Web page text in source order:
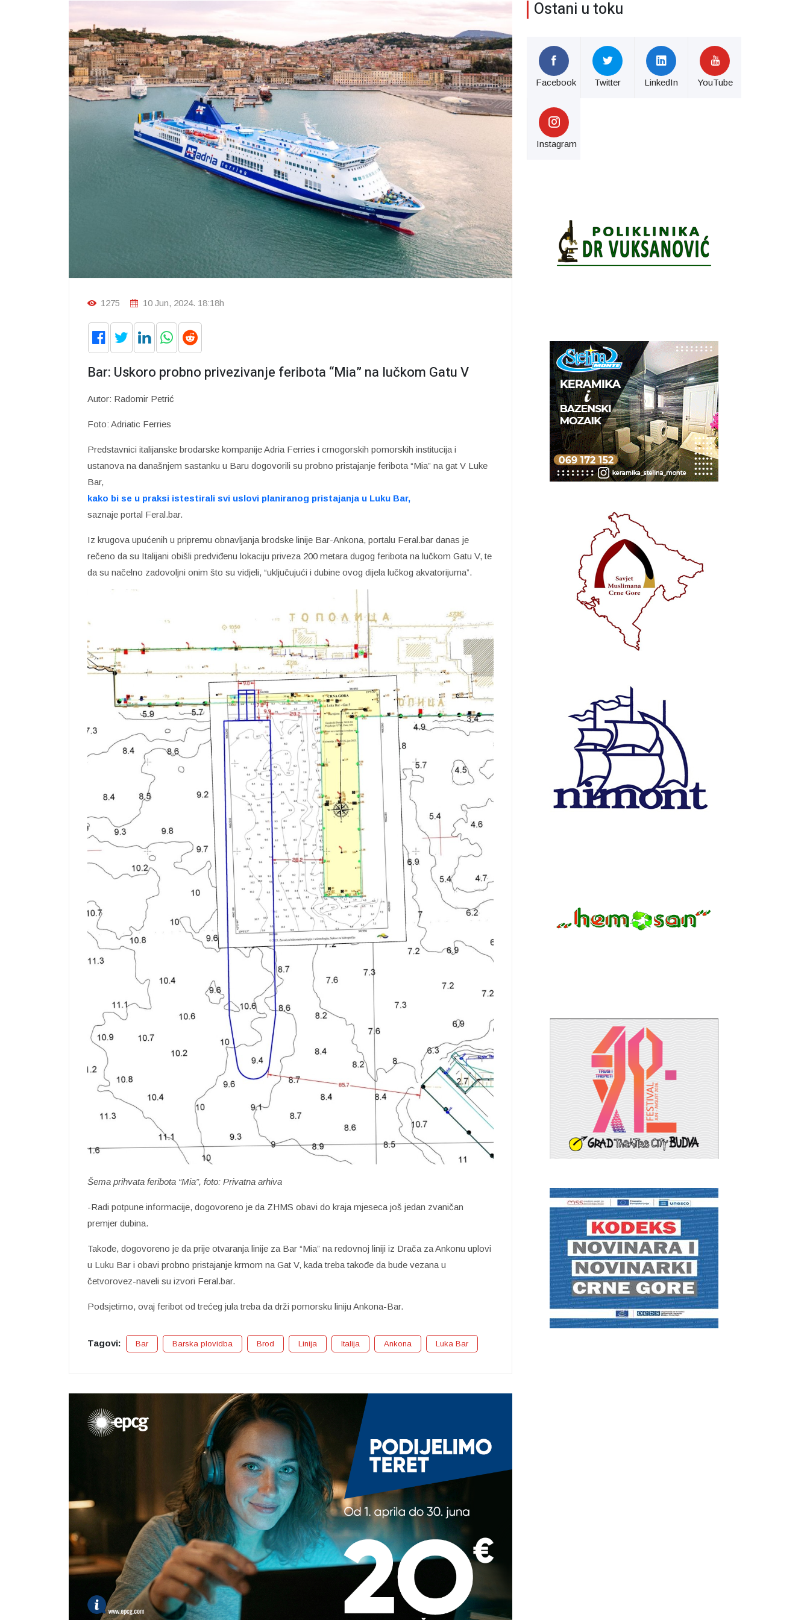
1275 10 Jun, 2024. 18:18h
Bar: Uskoro probno privezivanje feribota “Mia” na lučkom Gatu V
Autor: Radomir Petrić
Foto: Adriatic Ferries
Predstavnici italijanske brodarske kompanije Adria Ferries i crnogorskih pomorskih institucija i
ustanova na današnjem sastanku u Baru dogovorili su probno pristajanje feribota “Mia” na gat V Luke
Bar,
kako bi se u praksi istestirali svi uslovi planiranog pristajanja u Luku Bar,
saznaje portal Feral.bar.
Iz krugova upućenih u pripremu obnavljanja brodske linije Bar-Ankona, portalu Feral.bar danas je
rečeno da su Italijani obišli predviđenu lokaciju priveza 200 metara dugog feribota na lučkom Gatu V, te
da su načelno zadovoljni onim što su vidjeli, “uključujući i dubine ovog dijela lučkog akvatorijuma”.
Šema prihvata feribota “Mia”, foto: Privatna arhiva
-Radi potpune informacije, dogovoreno je da ZHMS obavi do kraja mjeseca još jedan zvaničan
premjer dubina.
Takođe, dogovoreno je da prije otvaranja linije za Bar “Mia” na redovnoj liniji iz Drača za Ankonu uplovi
u Luku Bar i obavi probno pristajanje krmom na Gat V, kada treba takođe da bude vezana u
četvorovez-naveli su izvori Feral.bar.
Podsjetimo, ovaj feribot od trećeg jula treba da drži pomorsku liniju Ankona-Bar.
Tagovi: Bar Barska plovidba Brod Linija Italija Ankona Luka Bar
Ostani u toku
Facebook Twitter LinkedIn YouTube
Instagram